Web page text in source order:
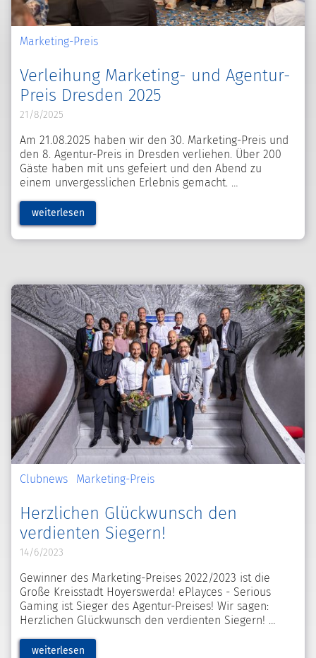
Marketing-Preis
Verleihung Marketing- und Agentur-
Preis Dresden 2025
21/8/2025
Am 21.08.2025 haben wir den 30. Marketing-Preis und
den 8. Agentur-Preis in Dresden verliehen. Über 200
Gäste haben mit uns gefeiert und den Abend zu
einem unvergesslichen Erlebnis gemacht.
weiterlesen
Clubnews Marketing-Preis
Herzlichen Glückwunsch den
verdienten Siegern!
14/6/2023
Gewinner des Marketing-Preises 2022/2023 ist die
Große Kreisstadt Hoyerswerda! ePlayces - Serious
Gaming ist Sieger des Agentur-Preises! Wir sagen:
Herzlichen Glückwunsch den verdienten Siegern!
weiterlesen